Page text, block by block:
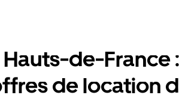
de-France
de location